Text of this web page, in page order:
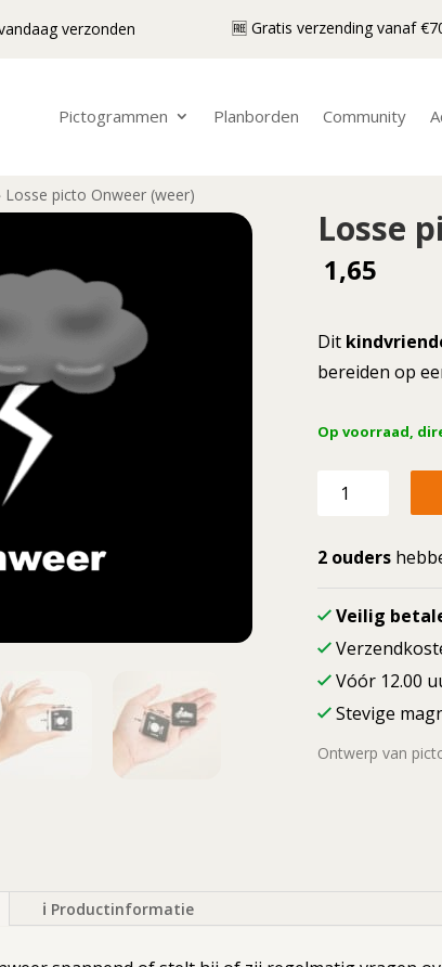
verzonden 🆓 Gratis verzending vanaf
Pictogrammen Planborden Community
Losse picto Onweer (weer)
Losse
1,65
Dit
bereiden op
Op voorraad,
picto
(weer)
2 ouders
Veilig
Vóór 12.00
Stevige
Ontwerp van
ℹ Productinformatie